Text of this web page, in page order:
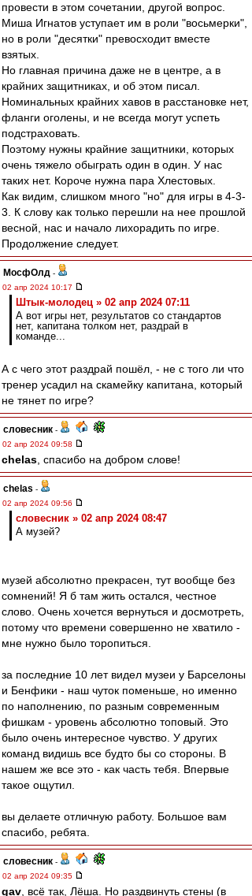
провести в этом сочетании, другой вопрос.
Миша Игнатов уступает им в роли "восьмерки",
но в роли "десятки" превосходит вместе
взятых.
Но главная причина даже не в центре, а в
крайних защитниках, и об этом писал.
Номинальных крайних хавов в расстановке нет,
фланги оголены, и не всегда могут успеть
подстраховать.
Поэтому нужны крайние защитники, которых
очень тяжело обыграть один в один. У нас
таких нет. Короче нужна пара Хлестовых.
Как видим, слишком много "но" для игры в 4-3-
3. К слову как только перешли на нее прошлой
весной, нас и начало лихорадить по игре.
Продолжение следует.
МосфОлд -
02 апр 2024 10:17
Штык-молодец » 02 апр 2024 07:11
А вот игры нет, результатов со стандартов
нет, капитана толком нет, раздрай в
команде...
А с чего этот раздрай пошёл, - не с того ли что
тренер усадил на скамейку капитана, который
не тянет по игре?
словесник -
02 апр 2024 09:58
chelas , спасибо на добром слове!
chelas -
02 апр 2024 09:56
словесник » 02 апр 2024 08:47
А музей?
музей абсолютно прекрасен, тут вообще без
сомнений! Я б там жить остался, честное
слово. Очень хочется вернуться и досмотреть,
потому что времени совершенно не хватило -
мне нужно было торопиться.
за последние 10 лет видел музеи у Барселоны
и Бенфики - наш чуток поменьше, но именно
по наполнению, по разным современным
фишкам - уровень абсолютно топовый. Это
было очень интересное чувство. У других
команд видишь все будто бы со стороны. В
нашем же все это - как часть тебя. Впервые
такое ощутил.
вы делаете отличную работу. Большое вам
спасибо, ребята.
словесник -
02 апр 2024 09:35
gav , всё так, Лёша. Но раздвинуть стены (в